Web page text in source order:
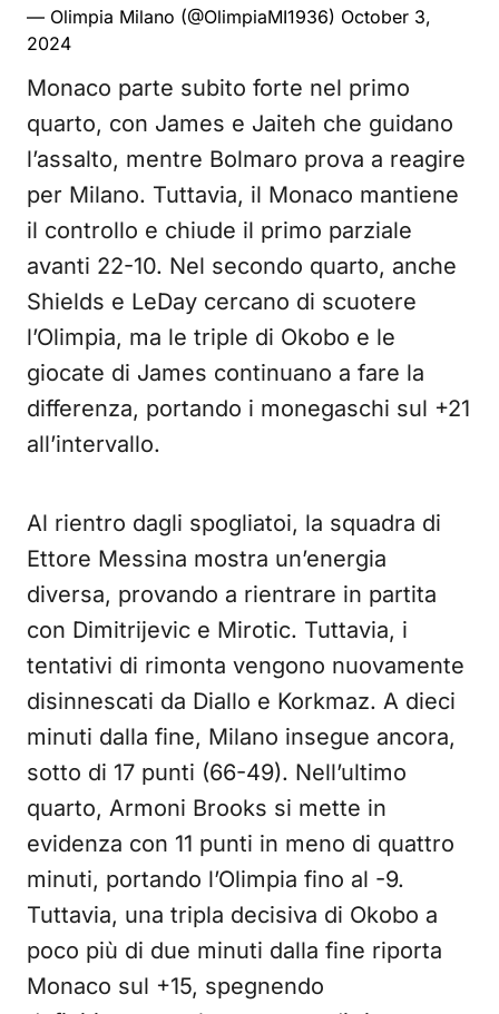
— Olimpia Milano (@OlimpiaMI1936) October 3,
2024
Monaco parte subito forte nel primo
quarto, con James e Jaiteh che guidano
l’assalto, mentre Bolmaro prova a reagire
per Milano. Tuttavia, il Monaco mantiene
il controllo e chiude il primo parziale
avanti 22-10. Nel secondo quarto, anche
Shields e LeDay cercano di scuotere
l’Olimpia, ma le triple di Okobo e le
giocate di James continuano a fare la
differenza, portando i monegaschi sul +21
all’intervallo.
Al rientro dagli spogliatoi, la squadra di
Ettore Messina mostra un’energia
diversa, provando a rientrare in partita
con Dimitrijevic e Mirotic. Tuttavia, i
tentativi di rimonta vengono nuovamente
disinnescati da Diallo e Korkmaz. A dieci
minuti dalla fine, Milano insegue ancora,
sotto di 17 punti (66-49). Nell’ultimo
quarto, Armoni Brooks si mette in
evidenza con 11 punti in meno di quattro
minuti, portando l’Olimpia fino al -9.
Tuttavia, una tripla decisiva di Okobo a
poco più di due minuti dalla fine riporta
Monaco sul +15, spegnendo